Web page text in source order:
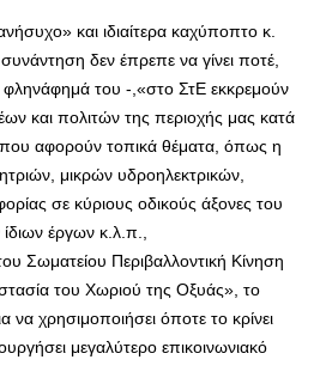
και ιδιαίτερα καχύποπτο κ.
δεν έπρεπε να γίνει ποτέ,
φληνάφημά του -,«στο ΣτΕ εκκρεμούν
και πολιτών της περιοχής μας κατά
αφορούν τοπικά θέματα, όπως η
μικρών υδροηλεκτρικών,
σε κύριους οδικούς άξονες του
έργων κ.λ.π.,
Σωματείου Περιβαλλοντική Κίνηση
του Χωριού της Οξυάς», το
να χρησιμοποιήσει όποτε το κρίνει
μεγαλύτερο επικοινωνιακό